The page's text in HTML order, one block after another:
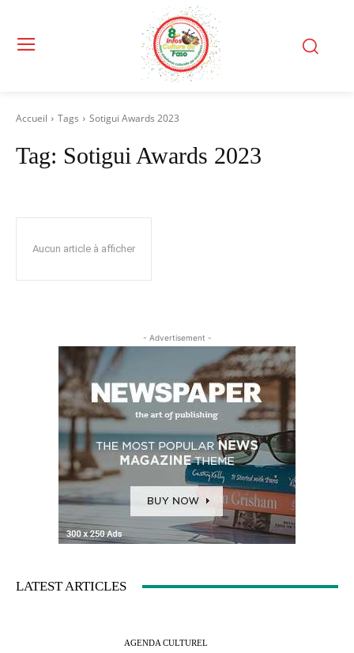
Accueil Tags Sotigui Awards 2023
Tag: Sotigui Awards 2023
Aucun article à afficher
- Advertisement -
LATEST ARTICLES
AGENDA CULTUREL